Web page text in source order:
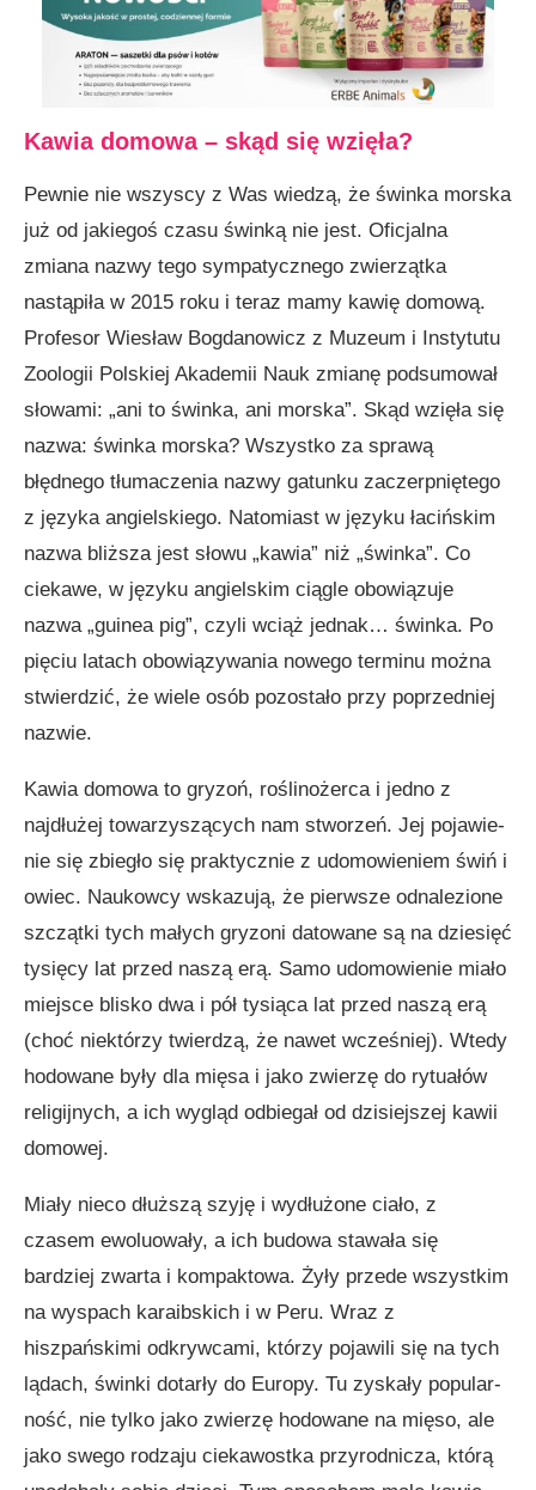
Kawia domowa – skąd się wzięła?
Pewnie nie wszyscy z Was wiedzą, że świnka mor­ska
już od jakiegoś czasu świnką nie jest. Oficjalna
zmiana nazwy tego sympatycznego zwierzątka
nastąpiła w 2015 roku i teraz mamy kawię domową.
Profesor Wiesław Bogdanowicz z Muzeum i Instytutu
Zoologii Polskiej Akademii Nauk zmianę podsumował
słowami: „ani to świnka, ani morska”. Skąd wzię­ła się
nazwa: świnka morska? Wszystko za sprawą
błędnego tłumaczenia nazwy gatunku zaczerpniętego
z języka angiel­skiego. Natomiast w języku łacińskim
nazwa bliższa jest słowu „kawia” niż „świnka”. Co
ciekawe, w języku angielskim ciągle obowiązuje
nazwa „guinea pig”, czyli wciąż jednak… świnka. Po
pięciu latach obowiązywania nowego terminu można
stwierdzić, że wiele osób pozostało przy poprzedniej
nazwie.
Kawia domowa to gryzoń, roślinożerca i jedno z
najdłużej towarzyszących nam stworzeń. Jej pojawie­
nie się zbiegło się praktycznie z udomowieniem świń i
owiec. Naukowcy wskazują, że pierwsze odnalezione
szczątki tych małych gryzoni datowane są na dziesięć
tysięcy lat przed naszą erą. Samo udomowienie miało
miejsce blisko dwa i pół tysiąca lat przed naszą erą
(choć niektórzy twierdzą, że nawet wcześniej). Wtedy
hodowane były dla mięsa i jako zwierzę do rytuałów
religijnych, a ich wygląd odbiegał od dzisiejszej kawii
domowej.
Miały nieco dłuższą szyję i wydłużone ciało, z
czasem ewoluowały, a ich budowa stawała się
bardziej zwarta i kompaktowa. Żyły przede wszystkim
na wyspach karaibskich i w Peru. Wraz z
hiszpańskimi odkrywcami, którzy pojawili się na tych
lądach, świnki dotarły do Europy. Tu zyskały popular­
ność, nie tylko jako zwierzę hodowane na mięso, ale
jako swe­go rodzaju ciekawostka przyrodnicza, którą